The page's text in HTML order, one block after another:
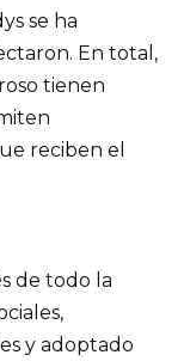
se ha
En total,
tienen
reciben el
de todo la
y adoptado